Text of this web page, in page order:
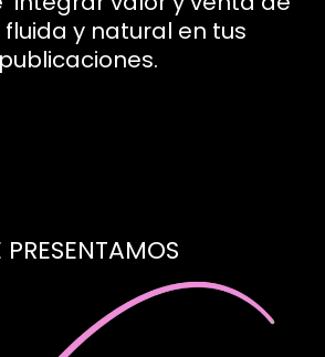
y natural en tus
publicaciones.
PRESENTAMOS